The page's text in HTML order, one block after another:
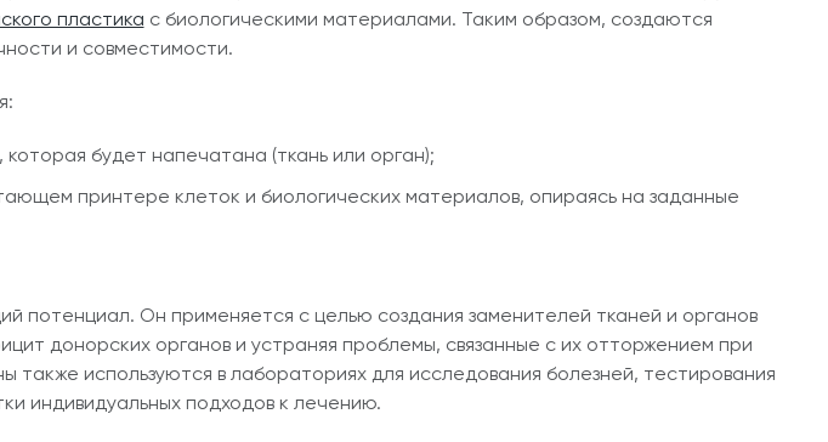
пластика с биологическими материалами. Таким образом, создаются
и совместимости.
будет напечатана (ткань или орган);
принтере клеток и биологических материалов, опираясь на заданные
потенциал. Он применяется с целью создания заменителей тканей и органов
донорских органов и устраняя проблемы, связанные с их отторжением при
также используются в лабораториях для исследования болезней, тестирования
индивидуальных подходов к лечению.